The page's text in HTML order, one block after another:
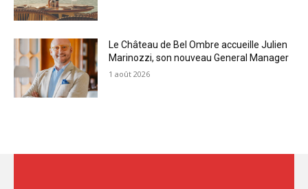
Le Château de Bel Ombre accueille Julien
Marinozzi, son nouveau General Manager
1 août 2026